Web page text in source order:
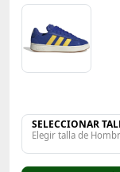
SELECCIONAR
Elegir talla de